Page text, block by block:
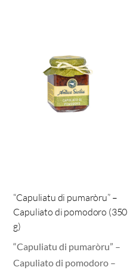
“Capuliatu di pumaròru” –
Capuliato di pomodoro (350
g)
“Capuliatu di pumaròru” –
Capuliato di pomodoro –